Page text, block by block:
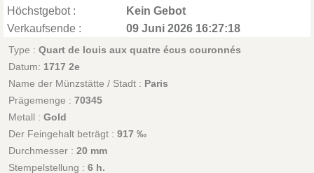
Höchstgebot :
Kein Gebot
Verkaufsende :
09 Juni 2026 16:27:18
Type : Quart de louis aux quatre écus couronnés
Datum: 1717 2e
Name der Münzstätte / Stadt : Paris
Prägemenge : 70345
Metall : Gold
Der Feingehalt beträgt : 917 ‰
Durchmesser : 20 mm
Stempelstellung : 6 h.